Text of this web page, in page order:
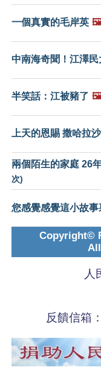
一個真實的毛岸英
中南海奇聞！江澤民
半笑話：江被豬了
上天的恩賜 撒哈拉
兩個陌生的家庭 26
次)
您感覺感覺這小故事
Copyright©
人
反饋信箱：